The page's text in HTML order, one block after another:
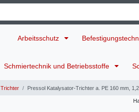
Arbeitsschutz
Schmiertechnik und Betriebsstoffe
Trichter Pressol Katalysator-Trichter a. PE 160 mm,